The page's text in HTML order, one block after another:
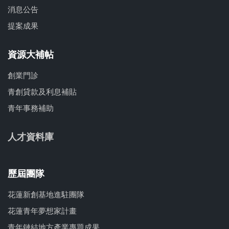
消息公告
提案成果
資源大補帖
創業門診
青創貸款及利息補貼
青年事務補助
人才資料庫
歷屆團隊
花蓮新創基地進駐團隊
花蓮青年夢想家計畫